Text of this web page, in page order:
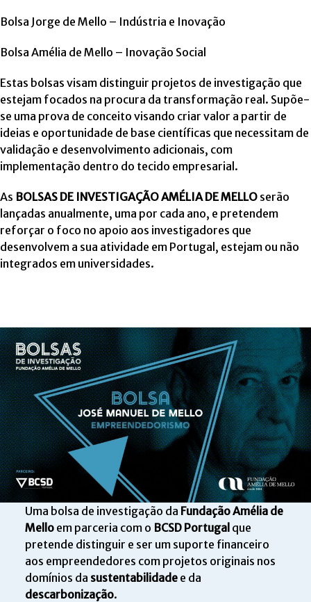
Bolsa Jorge de Mello – Indústria e Inovação
Bolsa Amélia de Mello – Inovação Social
Estas bolsas visam distinguir projetos de investigação que
estejam focados na procura da transformação real. Supõe-
se uma prova de conceito visando criar valor a partir de
ideias e oportunidade de base científicas que necessitam de
validação e desenvolvimento adicionais, com
implementação dentro do tecido empresarial.
As BOLSAS DE INVESTIGAÇÃO AMÉLIA DE MELLO serão
lançadas anualmente, uma por cada ano, e pretendem
reforçar o foco no apoio aos investigadores que
desenvolvem a sua atividade em Portugal, estejam ou não
integrados em universidades.
Uma bolsa de investigação da Fundação Amélia de
Melloem parceria com o BCSD Portugal que
pretende distinguir e ser um suporte financeiro
aos empreendedores com projetos originais nos
domínios da sustentabilidadee da
descarbonização.